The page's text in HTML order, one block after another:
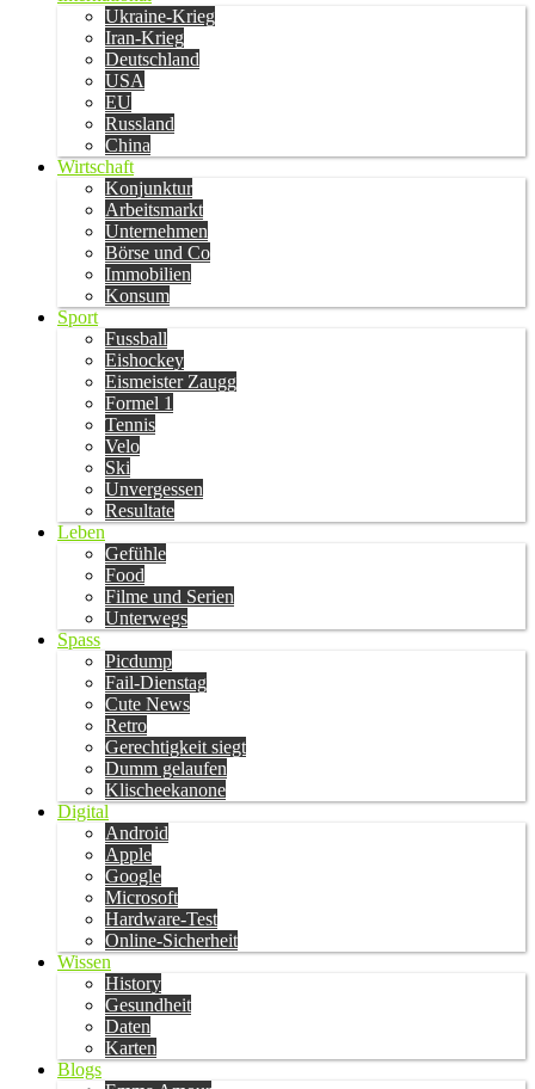
Ukraine-Krieg
Iran-Krieg
Deutschland
USA
EU
Russland
China
Wirtschaft
Konjunktur
Arbeitsmarkt
Unternehmen
Börse und Co
Immobilien
Konsum
Sport
Fussball
Eishockey
Eismeister Zaugg
Formel 1
Tennis
Velo
Ski
Unvergessen
Resultate
Leben
Gefühle
Food
Filme und Serien
Unterwegs
Spass
Picdump
Fail-Dienstag
Cute News
Retro
Gerechtigkeit siegt
Dumm gelaufen
Klischeekanone
Digital
Android
Apple
Google
Microsoft
Hardware-Test
Online-Sicherheit
Wissen
History
Gesundheit
Daten
Karten
Blogs